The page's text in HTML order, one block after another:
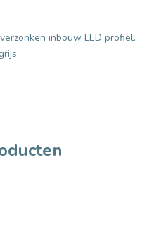
inbouw LED profiel.